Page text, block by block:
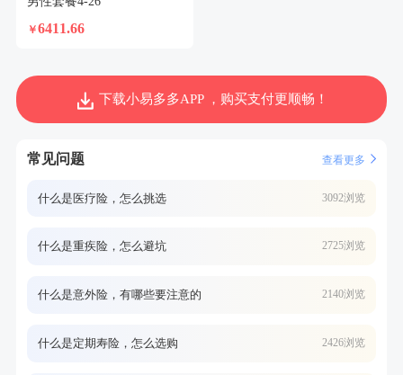
￥6411.66
下载小易多多APP ，购买支付更顺畅！
常见问题 查看更多
什么是医疗险，怎么挑选 3092浏览
什么是重疾险，怎么避坑 2725浏览
什么是意外险，有哪些要注意的 2140浏览
什么是定期寿险，怎么选购 2426浏览